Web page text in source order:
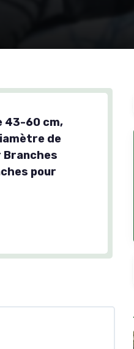
43-60 cm,
de
Branches
pour